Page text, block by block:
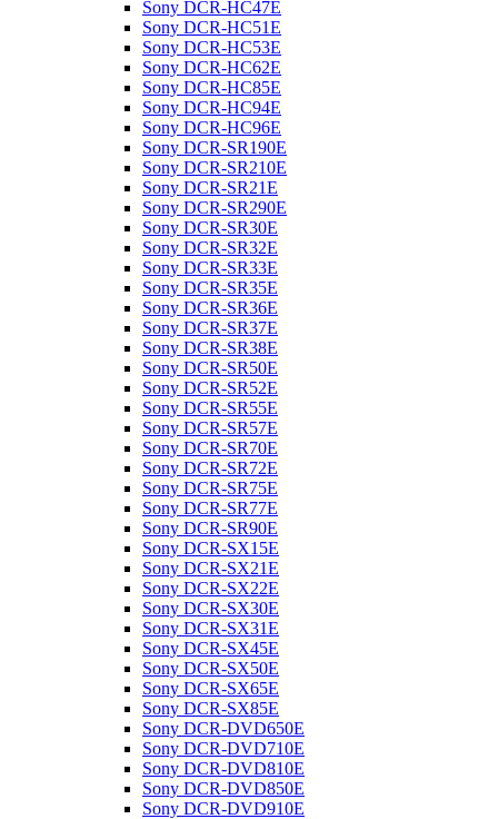
Sony DCR-HC47E
Sony DCR-HC51E
Sony DCR-HC53E
Sony DCR-HC62E
Sony DCR-HC85E
Sony DCR-HC94E
Sony DCR-HC96E
Sony DCR-SR190E
Sony DCR-SR210E
Sony DCR-SR21E
Sony DCR-SR290E
Sony DCR-SR30E
Sony DCR-SR32E
Sony DCR-SR33E
Sony DCR-SR35E
Sony DCR-SR36E
Sony DCR-SR37E
Sony DCR-SR38E
Sony DCR-SR50E
Sony DCR-SR52E
Sony DCR-SR55E
Sony DCR-SR57E
Sony DCR-SR70E
Sony DCR-SR72E
Sony DCR-SR75E
Sony DCR-SR77E
Sony DCR-SR90E
Sony DCR-SX15E
Sony DCR-SX21E
Sony DCR-SX22E
Sony DCR-SX30E
Sony DCR-SX31E
Sony DCR-SX45E
Sony DCR-SX50E
Sony DCR-SX65E
Sony DCR-SX85E
Sony DCR-DVD650E
Sony DCR-DVD710E
Sony DCR-DVD810E
Sony DCR-DVD850E
Sony DCR-DVD910E